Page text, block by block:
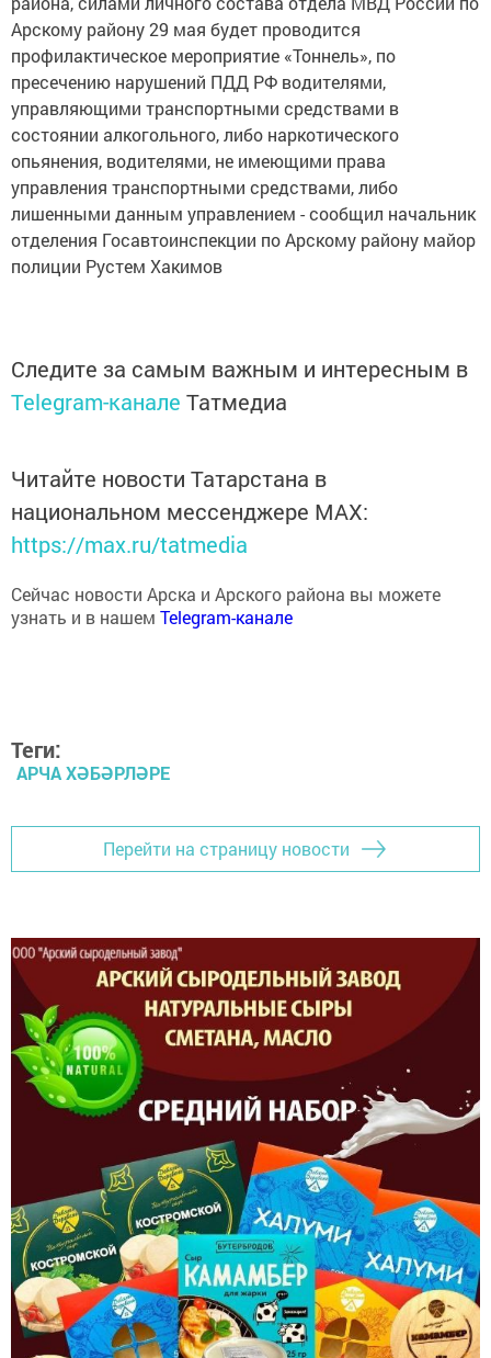
Арскому району 29 мая будет проводится
профилактическое мероприятие «Тоннель», по
пресечению нарушений ПДД РФ водителями,
управляющими транспортными средствами в
состоянии алкогольного, либо наркотического
опьянения, водителями, не имеющими права
управления транспортными средствами, либо
лишенными данным управлением - сообщил начальник
отделения Госавтоинспекции по Арскому району майор
полиции Рустем Хакимов
Telegram-каналеТатмедиа
Читайте новости Татарстана в
национальном мессенджере MАХ:
https://max.ru/tatmedia
узнать и в нашемTelegram-канале
АРЧА ХӘБӘРЛӘРЕ
Перейти на страницу новости